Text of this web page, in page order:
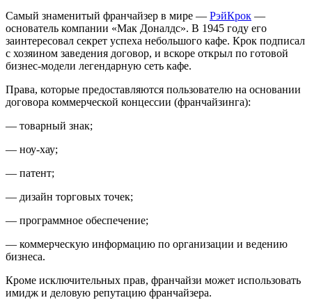
Самый знаменитый франчайзер в мире — РэйКрок —
основатель компании «Мак Доналдс». В 1945 году его
заинтересовал секрет успеха небольшого кафе. Крок подписал
с хозяином заведения договор, и вскоре открыл по готовой
бизнес-модели легендарную сеть кафе.
Права, которые предоставляются пользователю на основании
договора коммерческой концессии (франчайзинга):
— товарный знак;
— ноу-хау;
— патент;
— дизайн торговых точек;
— программное обеспечение;
— коммерческую информацию по организации и ведению
бизнеса.
Кроме исключительных прав, франчайзи может использовать
имидж и деловую репутацию франчайзера.